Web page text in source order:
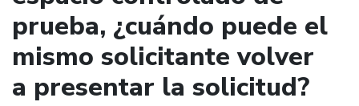
prueba, ¿cuándo puede el
mismo solicitante volver
a presentar la solicitud?